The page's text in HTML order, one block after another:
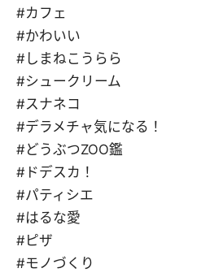
#カフェ
#かわいい
#しまねこうらら
#シュークリーム
#スナネコ
#デラメチャ気になる！
#どうぶつZOO鑑
#ドデスカ！
#パティシエ
#はるな愛
#ピザ
#モノづくり